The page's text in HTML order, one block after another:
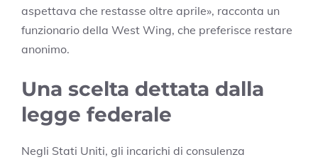
aspettava che restasse oltre aprile», racconta un
funzionario della West Wing, che preferisce restare
anonimo.
Una scelta dettata dalla
legge federale
Negli Stati Uniti, gli incarichi di consulenza